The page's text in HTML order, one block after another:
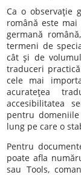
Ca o observaţie
română este
germană
termeni de
cât şi de
traduceri
cele mai
acurateţea
accesibilitatea
pentru
lung pe care o
Pentru
poate afla
sau Tools,